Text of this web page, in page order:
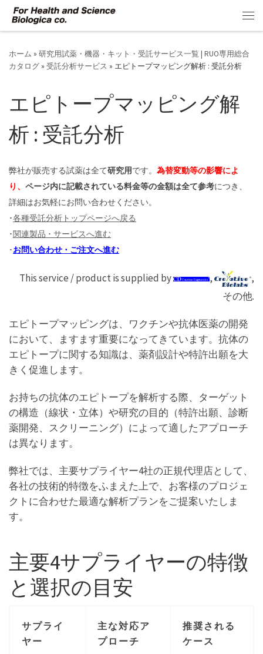
コンテンツへスキップ
ホーム » 研究用試薬・機器・キット・受託サービス一覧 | RUO専用総合
カタログ » 受託分析サービス » エピトープマッピング解析 : 受託分析
エピトープマッピング解
析 : 受託分析
弊社が販売する試薬は全て研究用です。 為替変動等の影響によ
り、 ページ内に記載されている料金等の金額は全て参考につき、
詳細はお気軽にお問い合わせください。
･各種受託分析トップページへ戻る
･関連製品 ･ サービスへ進む
･お問い合わせ ･ ご注文へ進む
This service / product is supplied by ,
,
その他.
エピトープマッピングは、ワクチンや抗体医薬の開発
において、ますます重要になってきています。抗体の
エピトープに関する知識は、薬剤設計や特許出願を大
きく促進します。
お持ちの抗体のエピトープを解析する際、ターゲット
の構造（線状・立体）や研究の目的（特許出願、診断
薬開発、スクリーニング）によって適したアプローチ
は異なります。
弊社では、主要サプライヤー4社の正規代理店として、
各社の技術的特徴をふまえた上で、お客様のプロジェ
クトに合わせた最適な解析プランをご提案いたしま
す。
主要4サプライヤーの特徴
と選択の目安
サプライ
ヤー
主な対応ア
プローチ
推奨される
ケース